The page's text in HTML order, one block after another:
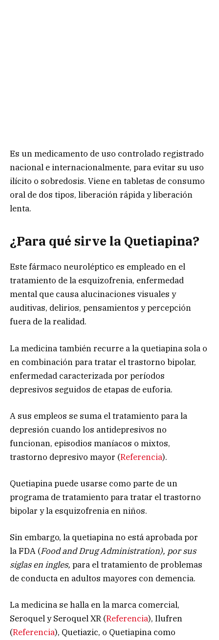
Es un medicamento de uso controlado registrado
nacional e internacionalmente, para evitar su uso
ilícito o sobredosis. Viene en tabletas de consumo
oral de dos tipos, liberación rápida y liberación
lenta.
¿Para qué sirve la Quetiapina?
Este fármaco neuroléptico es empleado en el
tratamiento de la esquizofrenia, enfermedad
mental que causa alucinaciones visuales y
auditivas, delirios, pensamientos y percepción
fuera de la realidad.
La medicina también recurre a la quetiapina sola o
en combinación para tratar el trastorno bipolar,
enfermedad caracterizada por períodos
depresivos seguidos de etapas de euforia.
A sus empleos se suma el tratamiento para la
depresión cuando los antidepresivos no
funcionan, episodios maníacos o mixtos,
trastorno depresivo mayor (Referencia).
Quetiapina puede usarse como parte de un
programa de tratamiento para tratar el trastorno
bipolar y la esquizofrenia en niños.
Sin embargo, la quetiapina no está aprobada por
la FDA (Food and Drug Administration), por sus
siglas en ingles, para el tratamiento de problemas
de conducta en adultos mayores con demencia.
La medicina se halla en la marca comercial,
Seroquel y Seroquel XR (Referencia), Ilufren
(Referencia), Quetiazic, o Quetiapina como